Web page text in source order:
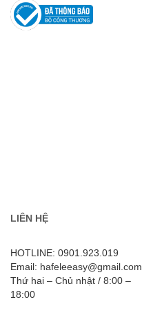
LIÊN HỆ
HOTLINE: 0901.923.019
Email: hafeleeasy@gmail.com
Thứ hai – Chủ nhật / 8:00 –
18:00